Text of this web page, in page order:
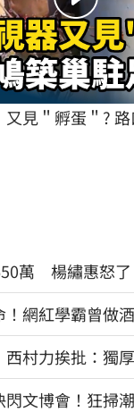
又見＂孵蛋＂?
萬 楊繡惠怒了
網紅學霸曾做
村力挨批：獨
文博會！狂掃